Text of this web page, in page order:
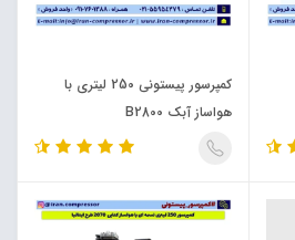
کمپرسور پیستونی 250 لیتری با
هواساز آبک B2800